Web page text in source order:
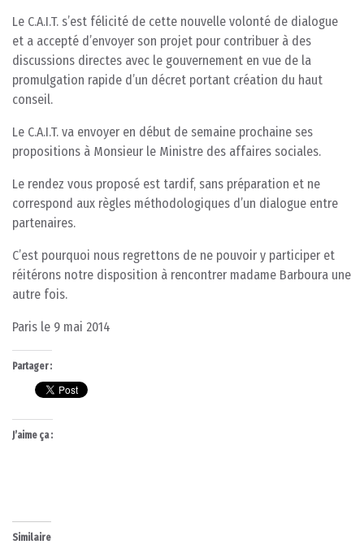
Le C.A.I.T. s’est félicité de cette nouvelle volonté de dialogue
et a accepté d’envoyer son projet pour contribuer à des
discussions directes avec le gouvernement en vue de la
promulgation rapide d’un décret portant création du haut
conseil.
Le C.A.I.T. va envoyer en début de semaine prochaine ses
propositions à Monsieur le Ministre des affaires sociales.
Le rendez vous proposé est tardif, sans préparation et ne
correspond aux règles méthodologiques d’un dialogue entre
partenaires.
C’est pourquoi nous regrettons de ne pouvoir y participer et
réitérons notre disposition à rencontrer madame Barboura une
autre fois.
Paris le 9 mai 2014
Partager :
J’aime ça :
Similaire